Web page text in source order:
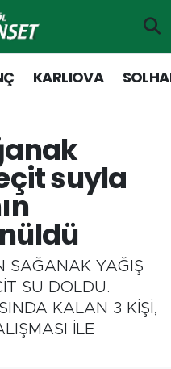
KARLIOVA
suyla
SAĞANAK YAĞIŞ
SU DOLDU.
KALAN 3 KİŞİ,
İLE
Haritası
ve Fikstür